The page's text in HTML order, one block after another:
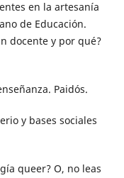
en la artesanía
de Educación.
docente y por qué?
Paidós.
y bases sociales
queer? O, no leas